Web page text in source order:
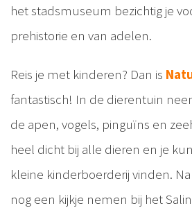
het stadsmuseum bezichtig je
prehistorie en van adelen.
Reis je met kinderen? Dan is
fantastisch! In de dierentuin
de apen, vogels, pinguïns en
heel dicht bij alle dieren en je
kleine kinderboerderij vinden.
nog een kijkje nemen bij het